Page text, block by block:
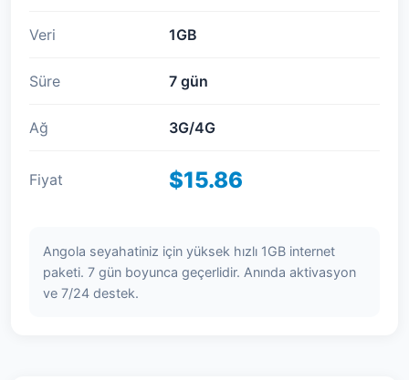
Veri 1GB
Süre 7 gün
Ağ 3G/4G
Fiyat $15.86
Angola seyahatiniz için yüksek hızlı 1GB internet
paketi. 7 gün boyunca geçerlidir. Anında aktivasyon
ve 7/24 destek.